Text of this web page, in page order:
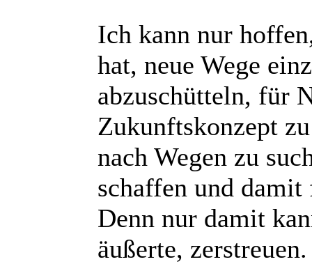
Ich kann nur
hat, neue Wege
abzuschütteln, für
Zukunftskonzept
nach Wegen zu
schaffen und damit
Denn nur damit
äußerte, zerstreuen.